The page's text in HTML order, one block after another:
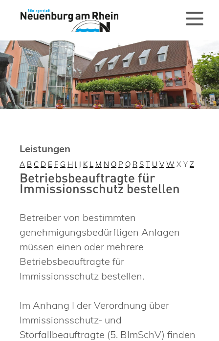
Leistungen
A B C D E F G H I J K L M N O P Q R S T U V W X Y Z
Betriebsbeauftragte für
Immissionsschutz bestellen
Betreiber von bestimmten
genehmigungsbedürftigen Anlagen
müssen einen oder mehrere
Betriebsbeauftragte für
Immissionsschutz bestellen.
Im Anhang I der Verordnung über
Immissionsschutz- und
Störfallbeauftragte (5. BImSchV) finden